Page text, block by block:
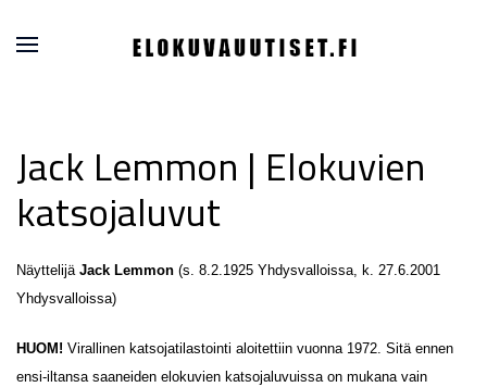
Jack Lemmon | Elokuvien
katsojaluvut
Näyttelijä Jack Lemmon (s. 8.2.1925 Yhdysvalloissa, k. 27.6.2001
Yhdysvalloissa)
HUOM! Virallinen katsojatilastointi aloitettiin vuonna 1972. Sitä ennen
ensi-iltansa saaneiden elokuvien katsojaluvuissa on mukana vain